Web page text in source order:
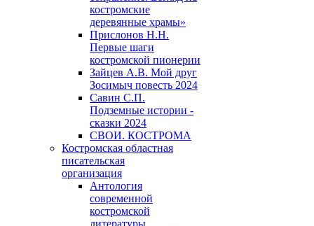
костромские
деревянные храмы»
Прислонов Н.Н.
Первые шаги
костромской пионерии
Зайцев А.В. Мой друг
Зосимыч повесть 2024
Савин С.П.
Подземные истории -
сказки 2024
СВОИ. КОСТРОМА
Костромская областная
писательская
организация
Антология
современной
костромской
литературы